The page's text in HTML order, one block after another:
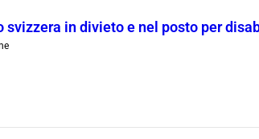
svizzera in divieto e nel posto per